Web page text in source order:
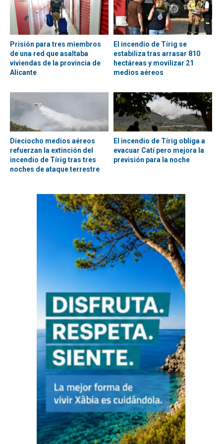
Prisión para tres miembros
de una red que asaltaba
viviendas de la provincia de
Alicante
El incendio de Tírig se
estabiliza tras arrasar 810
hectáreas y movilizar 21
medios aéreos
Dieciocho medios aéreos
refuerzan la extinción del
incendio de Tírig tras tres
noches de ataque terrestre
El incendio de Tírig obliga a
evacuar Catí pero mejora la
previsión para la noche